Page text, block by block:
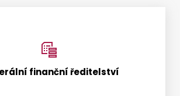
finanční ředitelství